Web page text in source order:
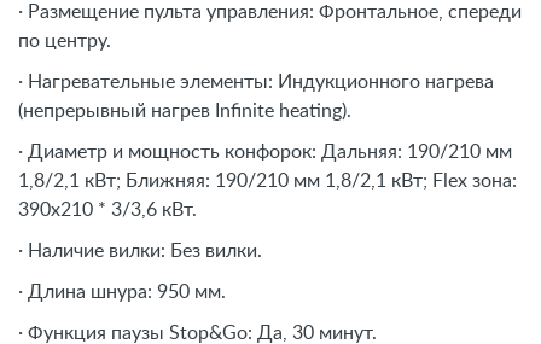
· Размещение пульта управления: Фронтальное, спереди
по центру.
· Нагревательные элементы: Индукционного нагрева
(непрерывный нагрев Infinite heating).
· Диаметр и мощность конфорок: Дальняя: 190/210 мм
1,8/2,1 кВт; Ближняя: 190/210 мм 1,8/2,1 кВт; Flex зона:
390х210 * 3/3,6 кВт.
· Наличие вилки: Без вилки.
· Длина шнура: 950 мм.
· Функция паузы Stop&Go: Да, 30 минут.